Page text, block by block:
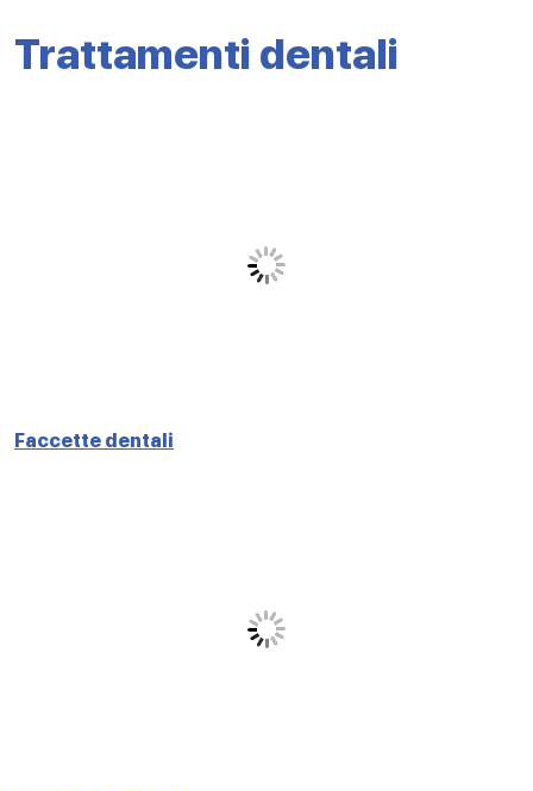
Trattamenti dentali
Faccette dentali